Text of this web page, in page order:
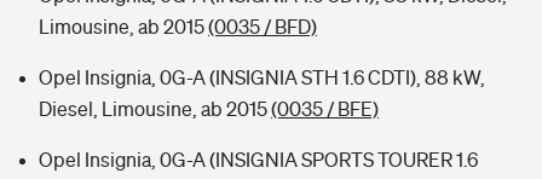
Limousine, ab 2015(0035 / BFD)
Opel Insignia, 0G-A (INSIGNIA STH 1.6 CDTI), 88 kW,
Diesel, Limousine, ab 2015(0035 / BFE)
Opel Insignia, 0G-A (INSIGNIA SPORTS TOURER 1.6